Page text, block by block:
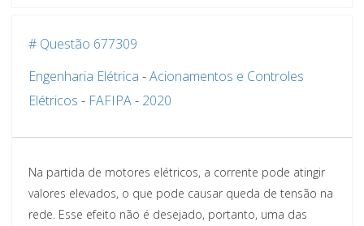
# Questão 677309
Engenharia Elétrica -Acionamentos e Controles
Elétricos - FAFIPA- 2020
Na partida de motores elétricos, a corrente pode atingir
valores elevados, o que pode causar queda de tensão na
rede. Esse efeito não é desejado, portanto, uma das